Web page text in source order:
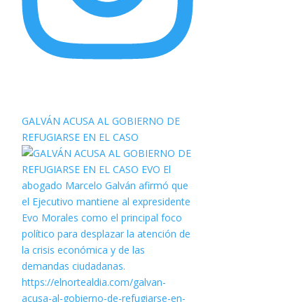
GALVÁN ACUSA AL GOBIERNO DE
REFUGIARSE EN EL CASO